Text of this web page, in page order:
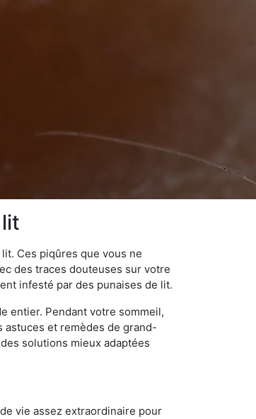
Ces piqûres que vous ne
des traces douteuses sur votre
infesté par des punaises de lit.
entier. Pendant votre sommeil,
et remèdes de grand-
solutions mieux adaptées
vie assez extraordinaire pour